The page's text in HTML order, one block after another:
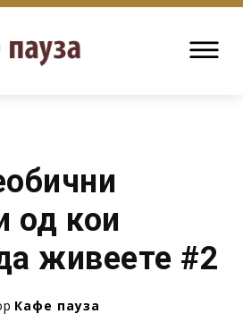
од кои
живеете #2
Кафе пауза